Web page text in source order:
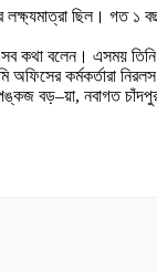
ছিল। গত ১
কথা বলেন। এসময়
কর্মকর্তারা
বড়–য়া, নবাগত